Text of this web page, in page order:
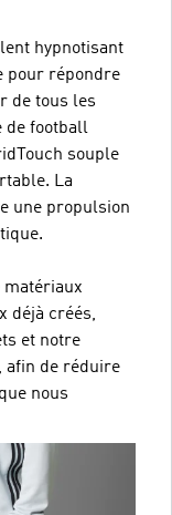
hypnotisant
pour répondre
de tous les
de football
souple
La
une propulsion
matériaux
déjà créés,
et notre
afin de réduire
nous